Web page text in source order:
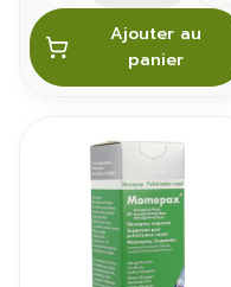
Ajouter au
panier